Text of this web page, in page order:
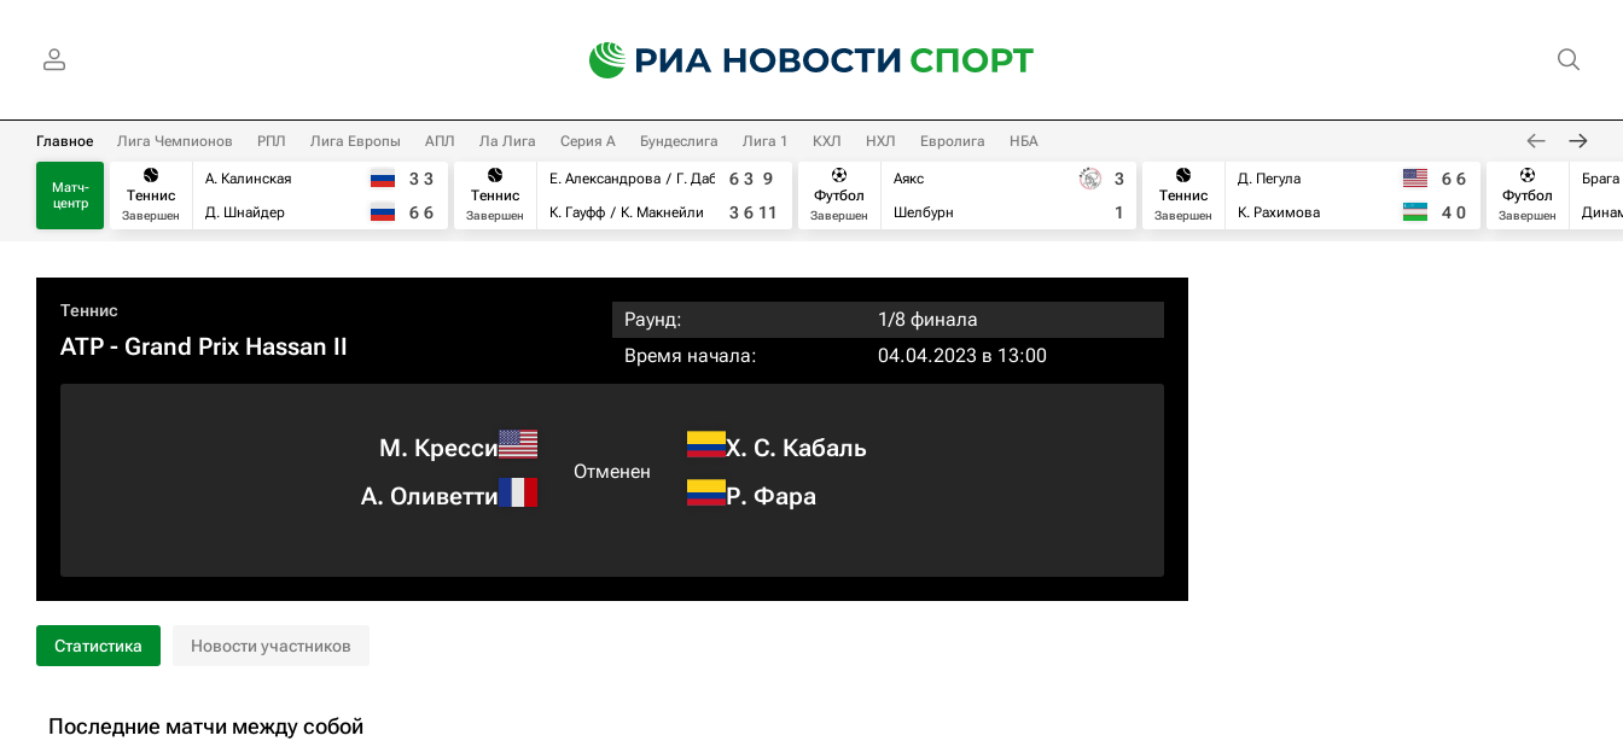
Главное Лига Чемпионов РПЛ Лига Европы АПЛ Ла Лига Серия А Бундеслига Лига 1 КХЛ НХЛ Евролига НБА
Матч-
центр
Теннис
Завершен
А. Калинская
Д. Шнайдер
3 3
6 6
Теннис
Завершен
Е. Александрова
Г. Дабровски
К. Гауфф
К. Макнейли
6 3 9
3 6 11
Футбол
Завершен
Аякс
Шелбурн
3
1
Теннис
Завершен
Д. Пегула
К. Рахимова
6 6
4 0
Футбол
Завершен
Брага
Теннис
ATP - Grand Prix Hassan II
Раунд:
1/8 финала
Время начала:
04.04.2023 в 13:00
М. Кресси
А. Оливетти
Отменен
Х. С. Кабаль
Р. Фара
Статистика Новости участников
Последние матчи между собой